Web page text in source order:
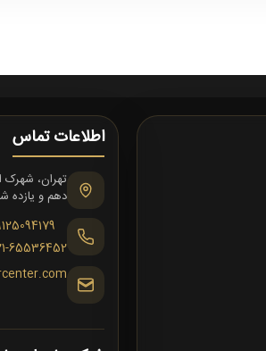
اطلاعات تماس
دهم و یازده
65536452